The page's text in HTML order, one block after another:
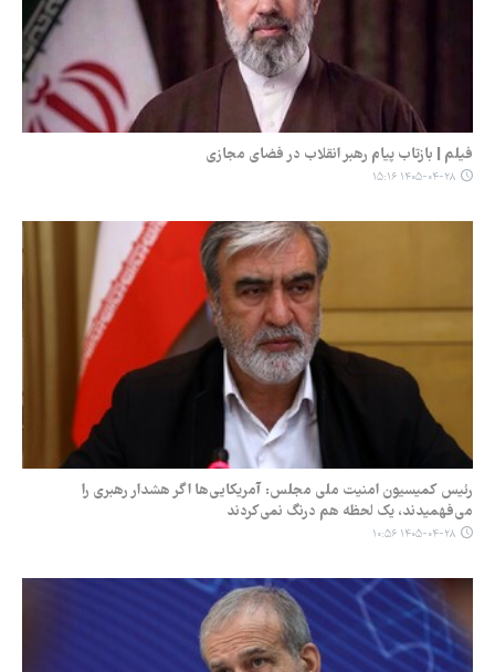
فیلم | بازتاب پیام رهبر انقلاب در فضای مجازی
۱۴۰۵-۰۴-۲۸ ۱۵:۱۶
رئیس کمیسیون امنیت ملی مجلس: آمریکایی‌ها اگر هشدار رهبری را
می‌فهمیدند، یک لحظه هم درنگ نمی‌کردند
۱۴۰۵-۰۴-۲۸ ۱۰:۵۶